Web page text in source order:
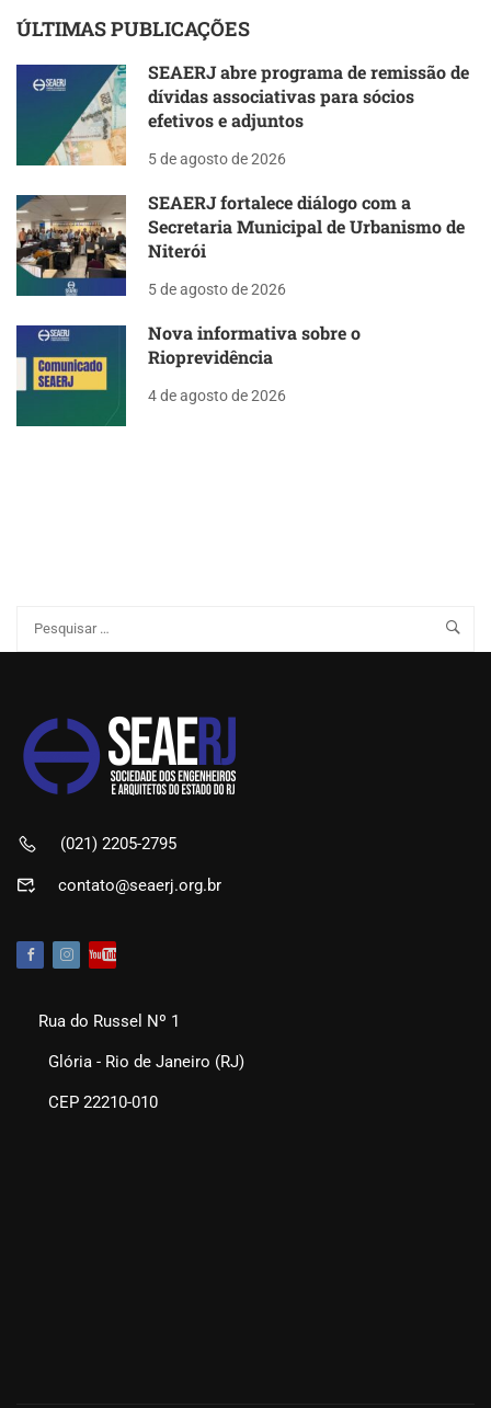
ÚLTIMAS PUBLICAÇÕES
SEAERJ abre programa de remissão de
dívidas associativas para sócios
efetivos e adjuntos
5 de agosto de 2026
SEAERJ fortalece diálogo com a
Secretaria Municipal de Urbanismo de
Niterói
5 de agosto de 2026
Nova informativa sobre o
Rioprevidência
4 de agosto de 2026
(021) 2205-2795
contato@seaerj.org.br
Rua do Russel Nº 1
Glória - Rio de Janeiro (RJ)
CEP 22210-010